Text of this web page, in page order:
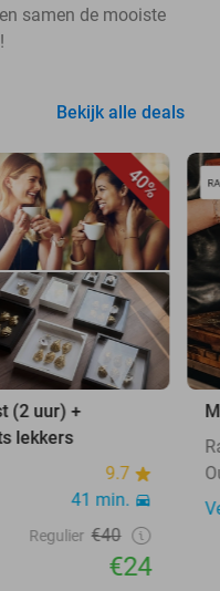
samen de mooiste
Bekijk alle deals
40%
(2 uur) +
lekkers
9.7
41 min.
Regulier €40
€24